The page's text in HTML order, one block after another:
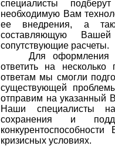
специалисты
необходимую Вам
ее внедрения, а
составляющую
сопутствующие расчеты.
Для оформления
ответить на
ответам мы смогли
существующей
отправим на указанный
Наши специалисты
сохранения и
кризисных условиях.